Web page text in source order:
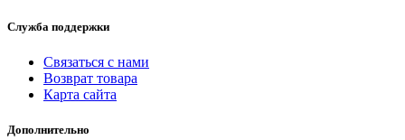
Служба поддержки
Связаться с нами
Возврат товара
Карта сайта
Дополнительно